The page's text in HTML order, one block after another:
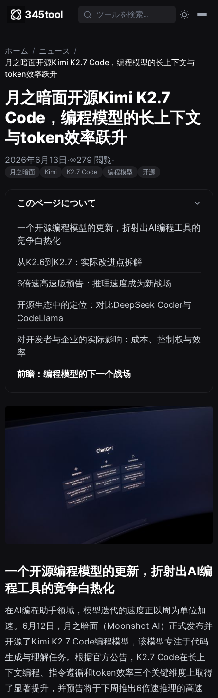
345tool
ホーム / ニュース /
月之暗面开源Kimi K2.7 Code，编程模型的长上下文与
token效率跃升
月之暗面开源Kimi K2.7
Code，编程模型的长上下文
与token效率跃升
2026年6月13日· 279 閲覧·
月之暗面 Kimi K2.7 Code 编程模型 开源
このページについて
一个开源编程模型的更新，折射出AI编程工具的
竞争白热化
从K2.6到K2.7：实际改进点拆解
6倍速高速版预告：推理速度成为新战场
开源生态中的定位：对比DeepSeek Coder与
CodeLlama
对开发者与企业的实际影响：成本、控制权与效
率
前瞻：编程模型的下一个战场
一个开源编程模型的更新，折射出AI编
程工具的竞争白热化
在AI编程助手领域，模型迭代的速度正以周为单位加
速。6月12日，月之暗面（Moonshot AI）正式发布并
开源了Kimi K2.7 Code编程模型，该模型专注于代码
生成与理解任务。根据官方公告，K2.7 Code在长上
下文编程、指令遵循和token效率三个关键维度上取得
了显著提升，并预告将于下周推出6倍速推理的高速